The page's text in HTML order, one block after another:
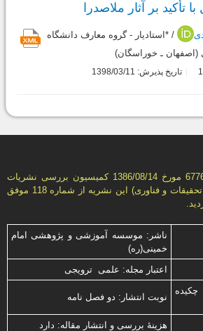
تأکید بر آثار ملاصدرا
/ *استادیار - گروه معارف دانشگاه
(اصفهان ـ خوراسگان)
تاریخ پذیرش: 1398/03/11
بر اساس مجوز شماره 6776/3 مورخ 1386/08/14 كمیسیون بررسى نشریات
علمى كشور (وزارت علوم، تحقیقات و فناورى) این نشریه از شماره 118 موفق
ناشر: موسسه آموزشی و پژوهشی امام
خمینی(ره)
اعتبار مجله: علمی ترویجی
نوبت انتشار: دو فصل نامه
هزینۀ بررسی و انتشار مقاله: دارد